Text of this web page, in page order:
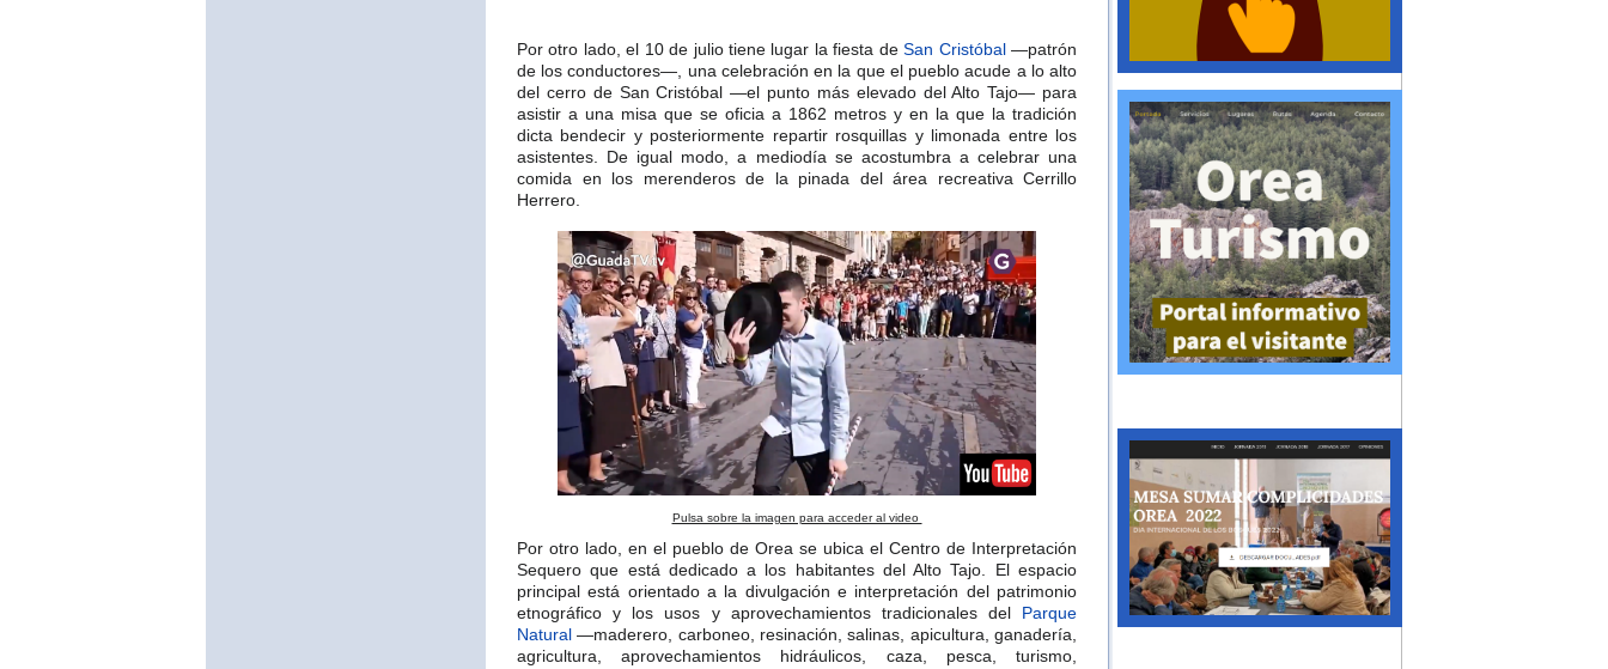
Por otro lado, el 10 de julio tiene lugar la fiesta deSan Cristóbal—patrón
de los conductores—, una celebración en la que el pueblo acude a lo alto
del cerro de San Cristóbal —el punto más elevado del Alto Tajo— para
asistir a una misa que se oficia a 1862 metros y en la que la tradición
dicta bendecir y posteriormente repartir rosquillas y limonada entre los
asistentes. De igual modo, a mediodía se acostumbra a celebrar una
comida en los merenderos de la pinada del área recreativa Cerrillo
Herrero.​
Pulsa sobre la imagen para acceder al video
Por otro lado, en el pueblo de Orea se ubica el Centro de Interpretación
Sequero que está dedicado a los habitantes del Alto Tajo. El espacio
principal está orientado a la divulgación e interpretación del patrimonio
etnográfico y los usos y aprovechamientos tradicionales del Parque
Natural —maderero, carboneo, resinación, salinas, apicultura, ganadería,
agricultura, aprovechamientos hidráulicos, caza, pesca, turismo,